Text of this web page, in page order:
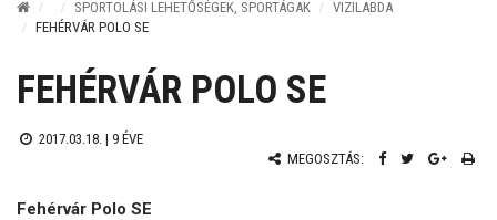
SPORTOLÁSI LEHETŐSÉGEK, SPORTÁGAK
VIZILABDA
FEHÉRVÁR POLO SE
FEHÉRVÁR POLO SE
2017.03.18. | 9 ÉVE
MEGOSZTÁS:
Fehérvár Polo SE